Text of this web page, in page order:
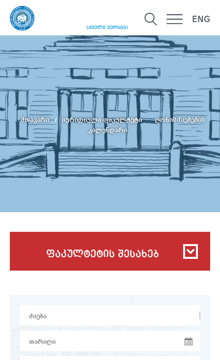
(ძველი ვერსია)
ENG
მთავარი იურიდიული ფაკულტეტი
ღონისძიებების
კალენდარი
ფაკულტეტის შესახებ